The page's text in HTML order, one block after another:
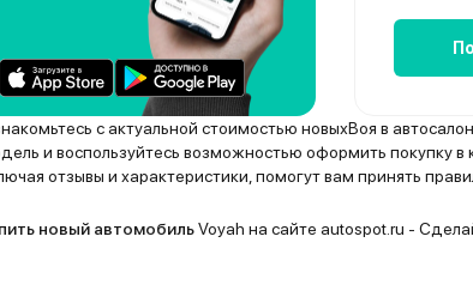
с актуальной стоимостью новыхВоя в
и воспользуйтесь возможностью оформить покупку в
отзывы и характеристики, помогут вам принять
новый автомобильVoyah на сайте autospot.ru -